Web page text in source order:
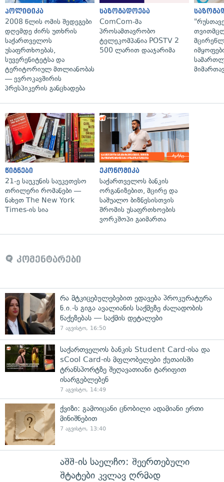
პოლიტიკა
2008 წლის ომის შედეგები
დღემდე ძირს უთხრის
საქართველოს
უსაფრთხოებას,
სუვერენიტეტსა და
ტერიტორიულ მთლიანობას
— ევროკავშირის
პრესპიკერის განცხადება
საზოგადოება
ComCom-მა
პროსამთავრობო
ტელეკომპანია POSTV 2
500 ლარით დააჯარიმა
წიგნები
21-ე საუკუნის საუკეთესო
თრილერი რომანები —
ნახეთ The New York
Times-ის სია
ეკონომიკა
საქართველოს ბანკის
ორგანიზებით, მცირე და
საშუალო ბიზნესისთვის
შრომის უსაფრთხოების
ვორკშოპი გაიმართა
კომენტარები
რა მტკიცებულებებით ედავება პროკურატურა
ნ.ი.-ს გიგა ავალიანის საქმეზე ძალადობის
წაქეზებას — საქმის დეტალები
7 აგვისტო, 16:50
საქართველოს ბანკის Student Card-ისა და
sCool Card-ის მფლობელები ქუთაისში
ტრანსპორტზე შეღავათიანი ტარიფით
ისარგებლებენ
7 აგვისტო, 14:49
ქვიზი: გამოიცანი ცნობილი ადამიანი ერთი
მინიშნებით
7 აგვისტო, 13:40
აშშ-ის საელჩო: შეერთებული
შტატები კვლავ ღრმად